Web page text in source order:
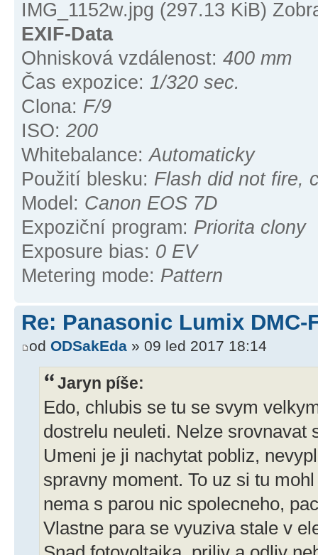
IMG_1152w.jpg (297.13 KiB)
EXIF-Data
Ohnisková vzdálenost: 400 mm
Čas expozice: 1/320 sec.
Clona: F/9
ISO: 200
Whitebalance:Automaticky
Použití blesku: Flash did not fire,
Model: Canon EOS 7D
Expoziční program: Priorita clony
Exposure bias: 0 EV
Metering mode: Pattern
Re: Panasonic Lumix DMC-
od ODSakEda » 09 led 2017 18:14
Jaryn píše:
Edo, chlubis se tu se svym
dostrelu neuleti. Nelze srovnavat
Umeni je ji nachytat pobliz,
spravny moment. To uz si tu
nema s parou nic spolecneho,
Vlastne para se vyuziva stale v